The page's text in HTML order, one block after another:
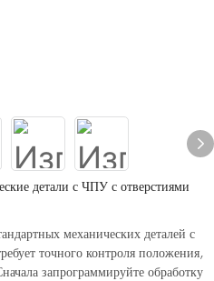
детали с ЧПУ с отверстиями
механических деталей с
точного контроля положения,
запрограммируйте обработку